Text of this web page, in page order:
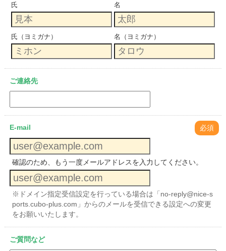
氏 名
氏（ヨミガナ） 名（ヨミガナ）
ご連絡先
E-mail 必須
確認のため、もう一度メールアドレスを入力してください。
※ドメイン指定受信設定を行っている場合は「no-reply@nice-s
ports.cubo-plus.com」からのメールを受信できる設定への変更
をお願いいたします。
ご質問など